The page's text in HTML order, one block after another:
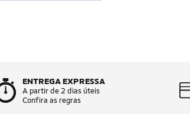
ENTREGA EXPRESSA
A partir de 2 dias úteis
Confira as regras